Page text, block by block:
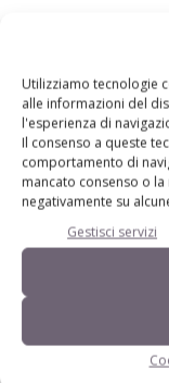
Utilizziamo tecnologie
alle informazioni del
l'esperienza di
Il consenso a queste
comportamento di
mancato consenso o
negativamente su
Gestisci servizi
Rimani